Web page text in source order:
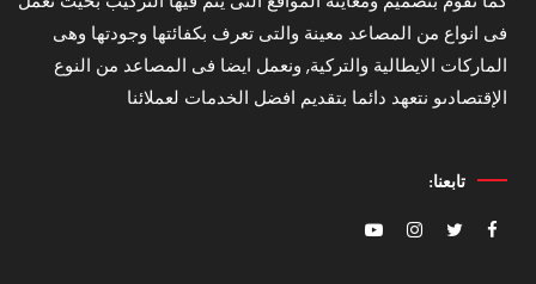
فى انواع من المصاعد معينة والتى تعرف بكفائتها وجودتها وهى
الماركات الايطالية والتركية, ونعمل ايضا فى المصاعد من النوع
الإقتصادىو نتعهد دائما بتقديم افضل الخدمات لعملائنا
تابعنا: